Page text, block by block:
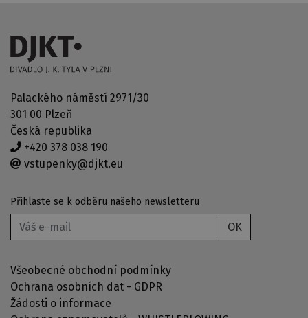
Palackého náměstí 2971/30
301 00 Plzeň
Česká republika
+420 378 038 190
vstupenky@djkt.eu
Přihlaste se k odběru našeho newsletteru
OK
Všeobecné obchodní podmínky
Ochrana osobních dat - GDPR
Žádosti o informace